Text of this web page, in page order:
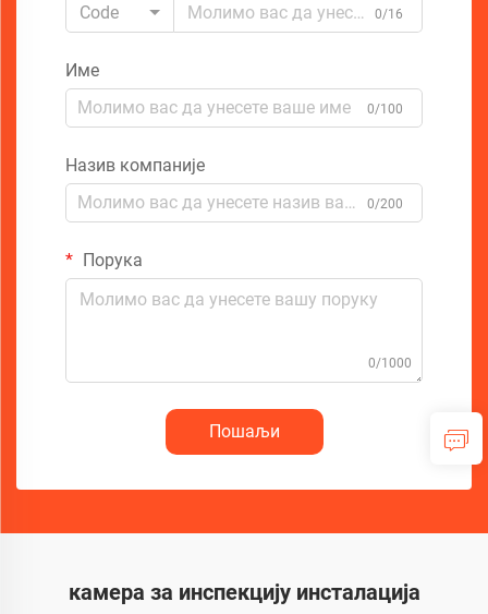
Code
0/16
Име
0/100
Назив компаније
0/200
Порука
0/1000
Пошаљи
камера за инспекцију инсталација